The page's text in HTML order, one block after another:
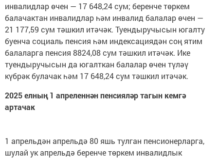
инвалидлар өчен — 17 648,24 сум; беренче төркем
балачактан инвалидлар һәм инвалид балалар өчен —
21 177,59 сум тәшкил итәчәк. Туендыручысын югалту
буенча социаль пенсия һәм индексациядән соң ятим
балаларга пенсия 8824,08 сум тәшкил итәчәк. Ике
туендыручысын да югалткан балалар өчен түләү
күбрәк булачак һәм 17 648,24 сум тәшкил итәчәк.
2025 елның 1 апреленнән пенсияләр тагын кемгә
артачак
1 апрельдән апрельдә 80 яшь тулган пенсионерларга,
шулай ук апрельдә беренче төркем инвалидлык